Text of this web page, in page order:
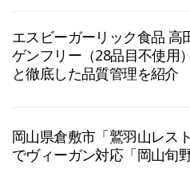
エスビーガーリック食品
ゲンフリー（28品目不使用
と徹底した品質管理を紹介
岡山県倉敷市「鷲羽山レス
でヴィーガン対応「岡山旬